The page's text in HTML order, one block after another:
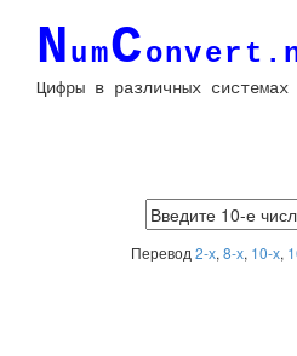
NumC
Цифры в различных системах
Перевод 2-х, 8-х, 10-х,